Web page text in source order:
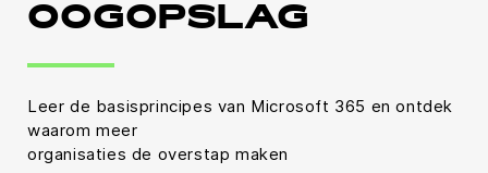
OOGOPSLAG
Leer de basisprincipes van Microsoft 365 en ontdek
waarom meer
organisaties de overstap maken